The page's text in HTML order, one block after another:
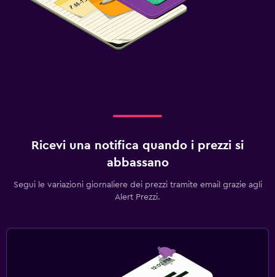
Ricevi una notifica quando i prezzi si
abbassano
Segui le variazioni giornaliere dei prezzi tramite email grazie agli
Alert Prezzi.